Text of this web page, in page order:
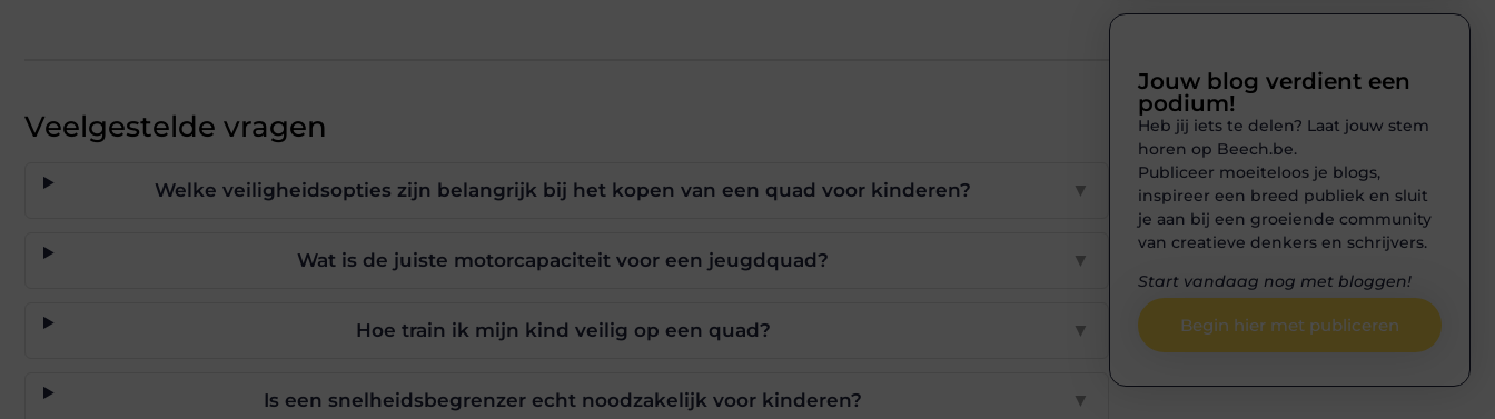
Veelgestelde vragen
Welke veiligheidsopties zijn belangrijk bij het kopen van een quad voor kinderen? ▼
Wat is de juiste motorcapaciteit voor een jeugdquad? ▼
Hoe train ik mijn kind veilig op een quad? ▼
Is een snelheidsbegrenzer echt noodzakelijk voor kinderen? ▼
Jouw blog verdient een
podium!
Heb jij iets te delen? Laat jouw stem
horen op Beech.be.
Publiceer moeiteloos je blogs,
inspireer een breed publiek en sluit
je aan bij een groeiende community
van creatieve denkers en schrijvers.
Start vandaag nog met bloggen!
Begin hier met publiceren